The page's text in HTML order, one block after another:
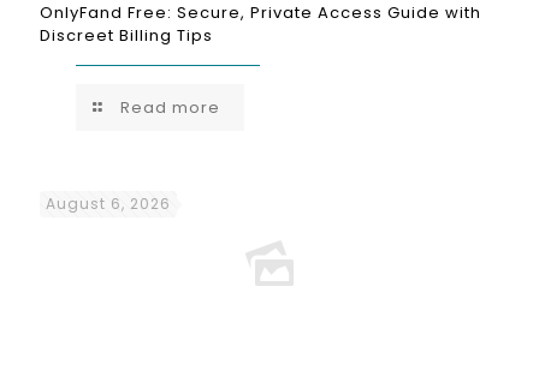
OnlyFand Free: Secure, Private Access Guide with
Discreet Billing Tips
Read more
August 6, 2026